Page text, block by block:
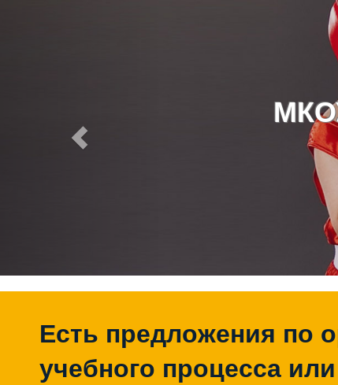
Есть предложения по
учебного процесса